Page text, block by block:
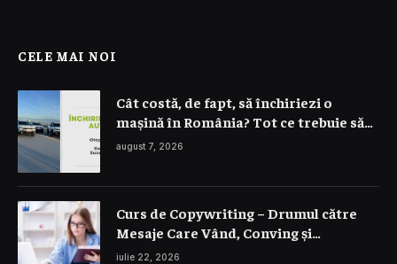
CELE MAI NOI
Cât costă, de fapt, să închiriezi o
mașină în România? Tot ce trebuie să
știi despre prețuri
august 7, 2026
Curs de Copywriting – Drumul către
Mesaje Care Vând, Conving și
Construiesc Branduri Puternice
iulie 22, 2026